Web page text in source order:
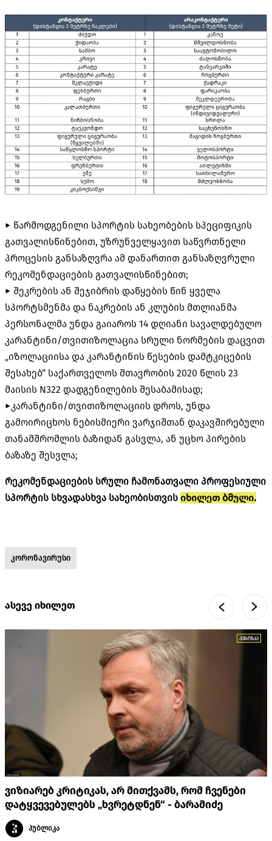
► წარმოდგენილი სპორტის სახეობების სპეციფიკის
გათვალისწინებით, უზრუნველყავით საწვრთნელი
პროცესის განსაზღვრა ამ დანართით განსაზღვრული
რეკომენდაციების გათვალისწინებით;
► შეკრების ან შეჯიბრის დაწყების წინ ყველა
სპორტსმენმა და ნაკრების ან კლუბის მთლიანმა
პერსონალმა უნდა გაიაროს 14 დღიანი სავალდებულო
კარანტინი/თვითიზოლაცია სრული ნორმების დაცვით
„იზოლაციისა და კარანტინის წესების დამტკიცების
შესახებ“ საქართველოს მთავრობის 2020 წლის 23
მაისის N322 დადგენილების შესაბამისად;
►კარანტინი/თვითიზოლაციის დროს, უნდა
გამოირიცხოს ნებისმიერი ვარჯიშთან დაკავშირებული
თანამშრომლის ბაზიდან გასვლა, ან უცხო პირების
ბაზაზე შესვლა;
რეკომენდაციების სრული ჩამონათვალი პროფესიული
სპორტის სხვადასხვა სახეობისთვის იხილეთ ბმული.
კორონავირუსი
ასევე იხილეთ
ვიზიარებ კრიტიკას, არ მითქვამს, რომ ჩვენები
დატყვევებულებს „ხვრეტდნენ“ - ბარამიძე
პუბლიკა